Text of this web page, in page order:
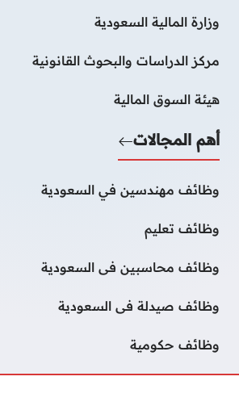
وزارة المالية السعودية
مركز الدراسات والبحوث القانونية
هيئة السوق المالية
أهم المجالات
وظائف مهندسين في السعودية
وظائف تعليم
وظائف محاسبين فى السعودية
وظائف صيدلة فى السعودية
وظائف حكومية